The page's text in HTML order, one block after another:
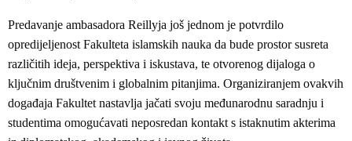
Predavanje ambasadora Reillyja još jednom je potvrdilo
opredijeljenost Fakulteta islamskih nauka da bude prostor susreta
različitih ideja, perspektiva i iskustava, te otvorenog dijaloga o
ključnim društvenim i globalnim pitanjima. Organiziranjem ovakvih
događaja Fakultet nastavlja jačati svoju međunarodnu saradnju i
studentima omogućavati neposredan kontakt s istaknutim akterima